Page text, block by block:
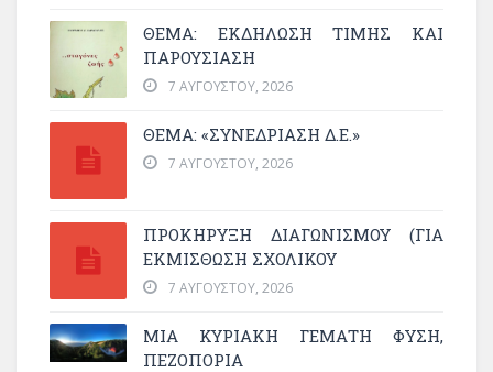
ΘΈΜΑ: ΕΚΔΉΛΩΣΗ ΤΙΜΉΣ ΚΑΙ
ΠΑΡΟΥΣΊΑΣΗ
7 ΑΥΓΟΎΣΤΟΥ, 2026
ΘΕΜΑ: «ΣΥΝΕΔΡΊΑΣΗ Δ.Ε.»
7 ΑΥΓΟΎΣΤΟΥ, 2026
ΠΡΟΚΗΡΥΞΗ ΔΙΑΓΩΝΙΣΜΟΥ (ΓΙΑ
ΕΚΜΊΣΘΩΣΗ ΣΧΟΛΙΚΟΎ
7 ΑΥΓΟΎΣΤΟΥ, 2026
ΜΙΑ ΚΥΡΙΑΚΉ ΓΕΜΆΤΗ ΦΎΣΗ,
ΠΕΖΟΠΟΡΊΑ